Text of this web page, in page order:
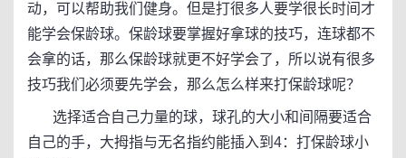
动，可以帮助我们健身。但是打很多人要学很长时间才
能学会保龄球。保龄球要掌握好拿球的技巧，连球都不
会拿的话，那么保龄球就更不好学会了，所以说有很多
技巧我们必须要先学会，那么怎么样来打保龄球呢？
选择适合自己力量的球，球孔的大小和间隔要适合
自己的手，大拇指与无名指约能插入到4：打保龄球小